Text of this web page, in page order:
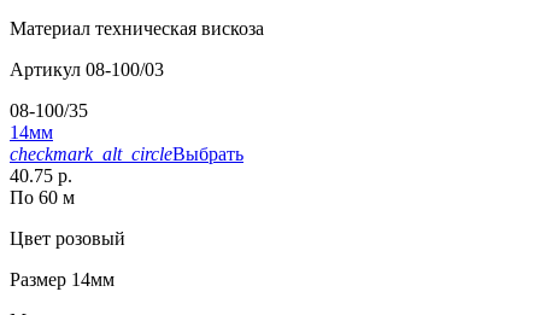
Материал техническая вискоза
Артикул 08-100/03
08-100/35
14мм
checkmark_alt_circleВыбрать
40.75 р.
По 60 м
Цвет розовый
Размер 14мм